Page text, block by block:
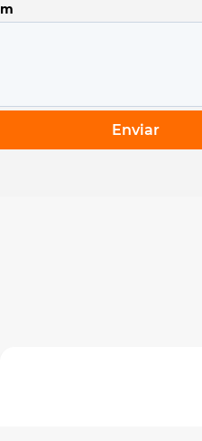
Enviar